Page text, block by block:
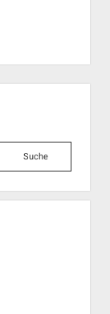
Suche